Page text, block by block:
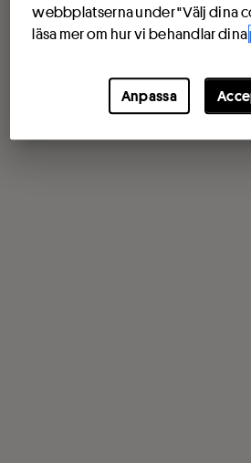
webbplatserna under "Välj dina
läsa mer om hur vi behandlar dina
Anpassa